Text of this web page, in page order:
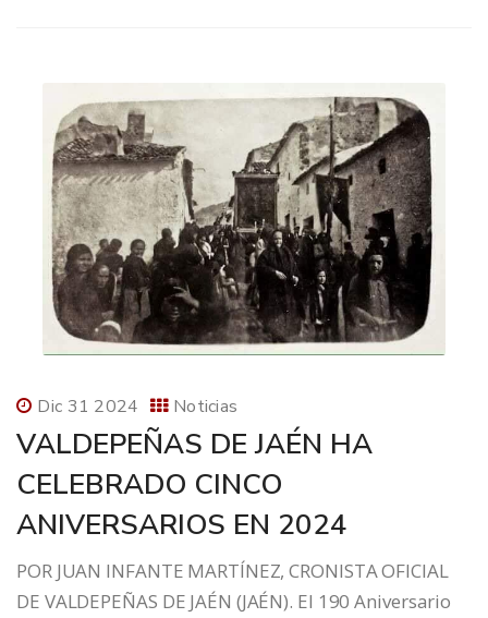
Dic 31 2024 Noticias
VALDEPEÑAS DE JAÉN HA
CELEBRADO CINCO
ANIVERSARIOS EN 2024
POR JUAN INFANTE MARTÍNEZ, CRONISTA OFICIAL
DE VALDEPEÑAS DE JAÉN (JAÉN). El 190 Aniversario